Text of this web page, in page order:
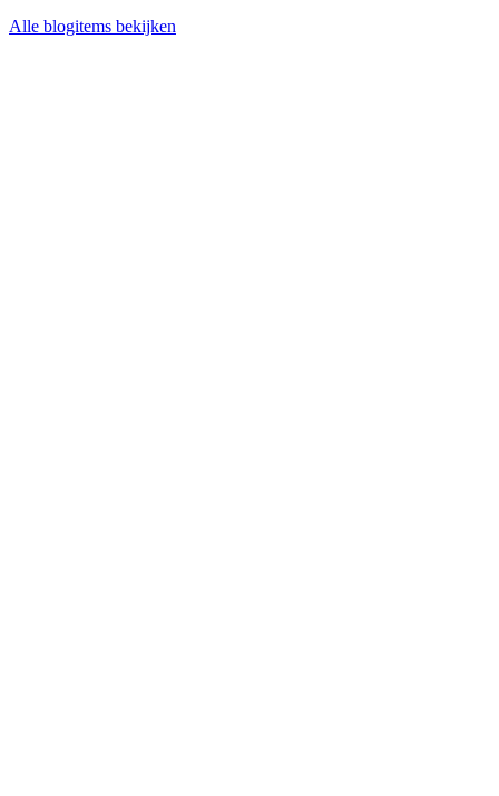
Alle blogitems bekijken